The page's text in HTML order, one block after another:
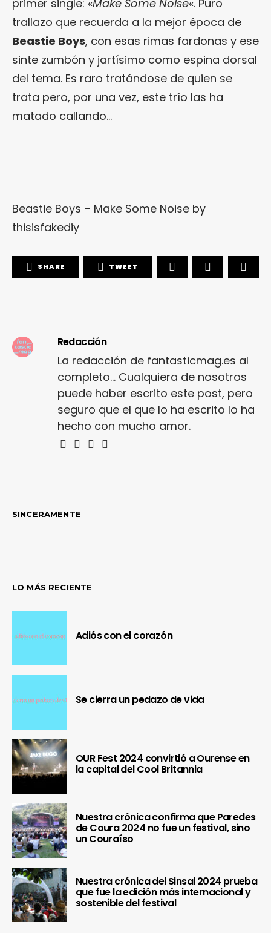
primer single: «Make Some Noise«. Puro
trallazo que recuerda a la mejor época de
Beastie Boys, con esas rimas fardonas y ese
sinte zumbón y jartísimo como espina dorsal
del tema. Es raro tratándose de quien se
trata pero, por una vez, este trío las ha
matado callando…
Beastie Boys – Make Some Noise by
thisisfakediy
SHARE TWEET
Redacción
La redacción de fantasticmag.es al
completo... Cualquiera de nosotros
puede haber escrito este post, pero
seguro que el que lo ha escrito lo ha
hecho con mucho amor.
SINCERAMENTE
LO MÁS RECIENTE
Adiós con el corazón
Se cierra un pedazo de vida
OUR Fest 2024 convirtió a Ourense en
la capital del Cool Britannia
Nuestra crónica confirma que Paredes
de Coura 2024 no fue un festival, sino
un Couraíso
Nuestra crónica del Sinsal 2024 prueba
que fue la edición más internacional y
sostenible del festival